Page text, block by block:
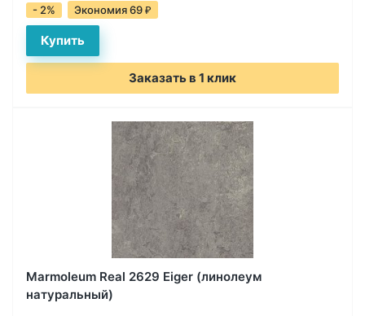
- 2% Экономия 69 ₽
Заказать в 1 клик
Marmoleum Real 2629 Eiger (линолеум
натуральный)